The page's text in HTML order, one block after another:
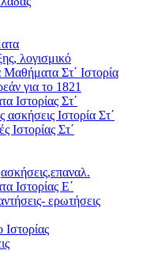
λογισμικό
Μαθήματα Στ΄ Ιστορία
για το 1821
Ιστορίας Στ΄
ασκήσεις Ιστορία Στ΄
Ιστορίας Στ΄
Ιστορίας Ε΄
ερωτήσεις
Ιστορίας